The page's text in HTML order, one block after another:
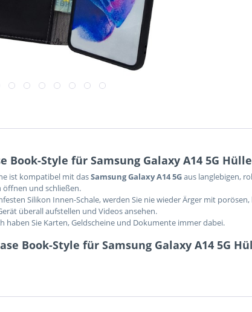
Style für Samsung Galaxy A14 5G
ist kompatibel mit dasSamsung Galaxy A14 5Gaus langlebigen,
öffnen und schließen.
Silikon Innen-Schale, werden Sie nie wieder Ärger mit
überall aufstellen und Videos ansehen.
haben Sie Karten, Geldscheine und Dokumente immer dabei.
Book-Style für Samsung Galaxy A14 5G